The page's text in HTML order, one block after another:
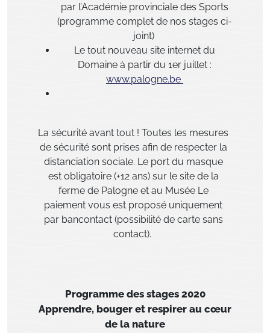
par l’Académie provinciale des Sports
(programme complet de nos stages ci-
joint)
Le tout nouveau site internet du
Domaine à partir du 1er juillet :
www.palogne.be
La sécurité avant tout ! Toutes les mesures
de sécurité sont prises afin de respecter la
distanciation sociale. Le port du masque
est obligatoire (+12 ans) sur le site de la
ferme de Palogne et au Musée Le
paiement vous est proposé uniquement
par bancontact (possibilité de carte sans
contact).
Programme des stages 2020
Apprendre, bouger et respirer au cœur
de la nature